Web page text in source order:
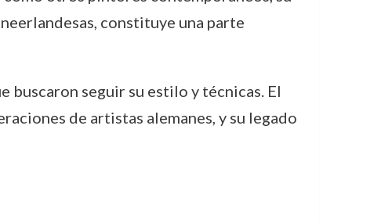
constituye una parte
buscaron seguir su estilo y técnicas. El
de artistas alemanes, y su legado